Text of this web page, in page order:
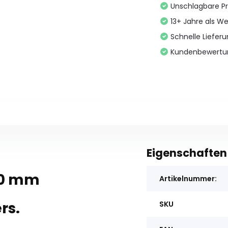
Unschlagbare
13+ Jahre als
Schnelle
mm
Eigenschaften
Artikelnummer:
SKU